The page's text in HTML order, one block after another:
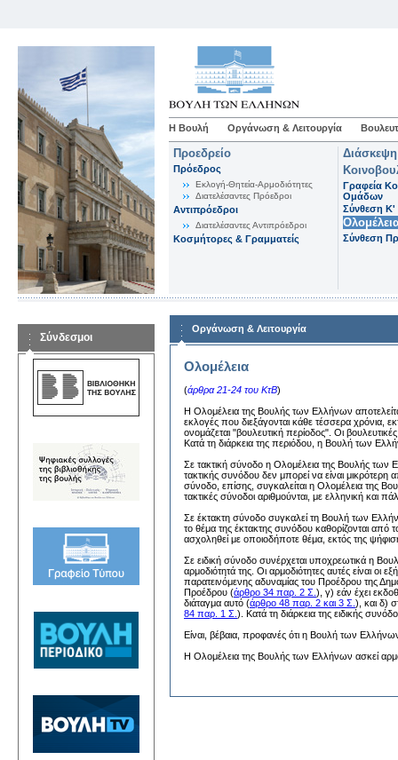
Η Βουλή Οργάνωση & Λειτουργία
Προεδρείο
Πρόεδρος
Εκλογή-Θητεία-Αρμοδιότητες
Διατελέσαντες Πρόεδροι
Αντιπρόεδροι
Διατελέσαντες Αντιπρόεδροι
Κοσμήτορες & Γραμματείς
Γραφεία
Ομάδων
Σύνθεση K'
Σύνθεση
Σύνδεσμοι
Οργάνωση & Λειτουργία
Ολομέλεια
(άρθρα 21-24 του ΚτΒ)
Η Ολομέλεια της Βουλής των Ελλήνων
εκλογές που διεξάγονται κάθε τέσσερα χρόνια,
ονομάζεται "βουλευτική περίοδος". Οι
Κατά τη διάρκεια της περιόδου, η Βουλή των
Σε τακτική σύνοδο η Ολομέλεια της Βουλής των
τακτικής συνόδου δεν μπορεί να είναι
σύνοδο, επίσης, συγκαλείται η Ολομέλεια της
τακτικές σύνοδοι αριθμούνται, με ελληνική και
Σε έκτακτη σύνοδο συγκαλεί τη Βουλή των
το θέμα της έκτακτης συνόδου καθορίζονται
ασχοληθεί με οποιοδήποτε θέμα, εκτός της
Σε ειδική σύνοδο συνέρχεται υποχρεωτικά η
αρμοδιότητά της. Οι αρμοδιότητες αυτές είναι
παρατεινόμενης αδυναμίας του Προέδρου της
Προέδρου (άρθρο 34 παρ. 2 Σ. ), γ) εάν έχει
διάταγμα αυτό (άρθρο 48 παρ. 2 και 3 Σ. ), και δ)
84 παρ. 1 Σ. ). Κατά τη διάρκεια της ειδικής
Είναι, βέβαια, προφανές ότι η Βουλή των
Η Ολομέλεια της Βουλής των Ελλήνων ασκεί